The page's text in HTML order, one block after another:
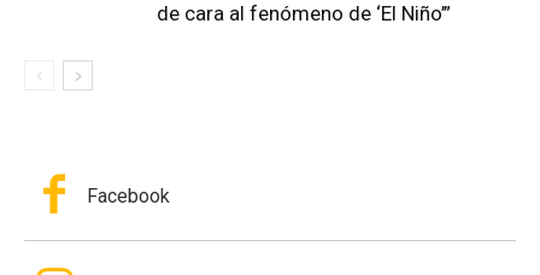
de cara al fenómeno de ‘El Niño’”
Facebook